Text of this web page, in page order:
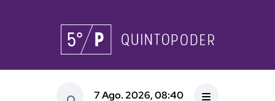
7 Ago. 2026, 08:40